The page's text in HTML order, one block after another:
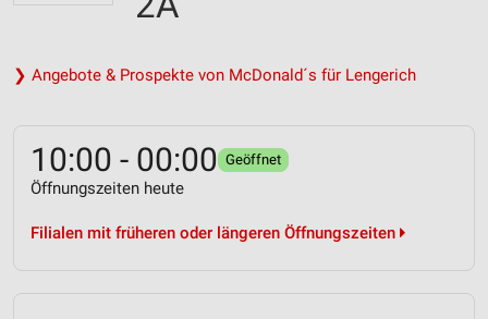
❯ Angebote & Prospekte von McDonald´s für Lengerich
10:00 - 00:00 Geöffnet
Öffnungszeiten heute
Filialen mit früheren oder längeren Öffnungszeiten